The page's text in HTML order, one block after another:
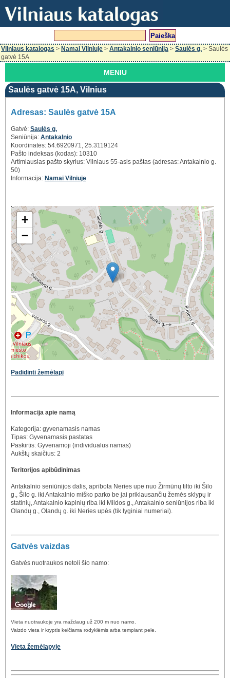
Vilniaus katalogas > Namai Vilniuje > Antakalnio seniūnija > Saulės g. > Saulės
gatvė 15A
MENIU
Saulės gatvė 15A, Vilnius
Adresas: Saulės gatvė 15A
Gatvė: Saulės g.
Seniūnija: Antakalnio
Koordinatės: 54.6920971, 25.3119124
Pašto indeksas (kodas): 10310
Artimiausias pašto skyrius: Vilniaus 55-asis paštas (adresas: Antakalnio g.
50)
Informacija: Namai Vilniuje
+
−
Padidinti žemėlapį
Informacija apie namą
Kategorija: gyvenamasis namas
Tipas: Gyvenamasis pastatas
Paskirtis: Gyvenamoji (individualus namas)
Aukštų skaičius: 2
Teritorijos apibūdinimas
Antakalnio seniūnijos dalis, apribota Neries upe nuo Žirmūnų tilto iki Šilo
g., Šilo g. iki Antakalnio miško parko be jai priklausančių žemės sklypų ir
statinių, Antakalnio kapinių riba iki Mildos g., Antakalnio seniūnijos riba iki
Olandų g., Olandų g. iki Neries upės (tik lyginiai numeriai).
Gatvės vaizdas
Gatvės nuotraukos netoli šio namo:
Vieta nuotraukoje yra maždaug už 200 m nuo namo.
Vaizdo vieta ir kryptis keičiama rodyklėmis arba tempiant pele.
Vieta žemėlapyje